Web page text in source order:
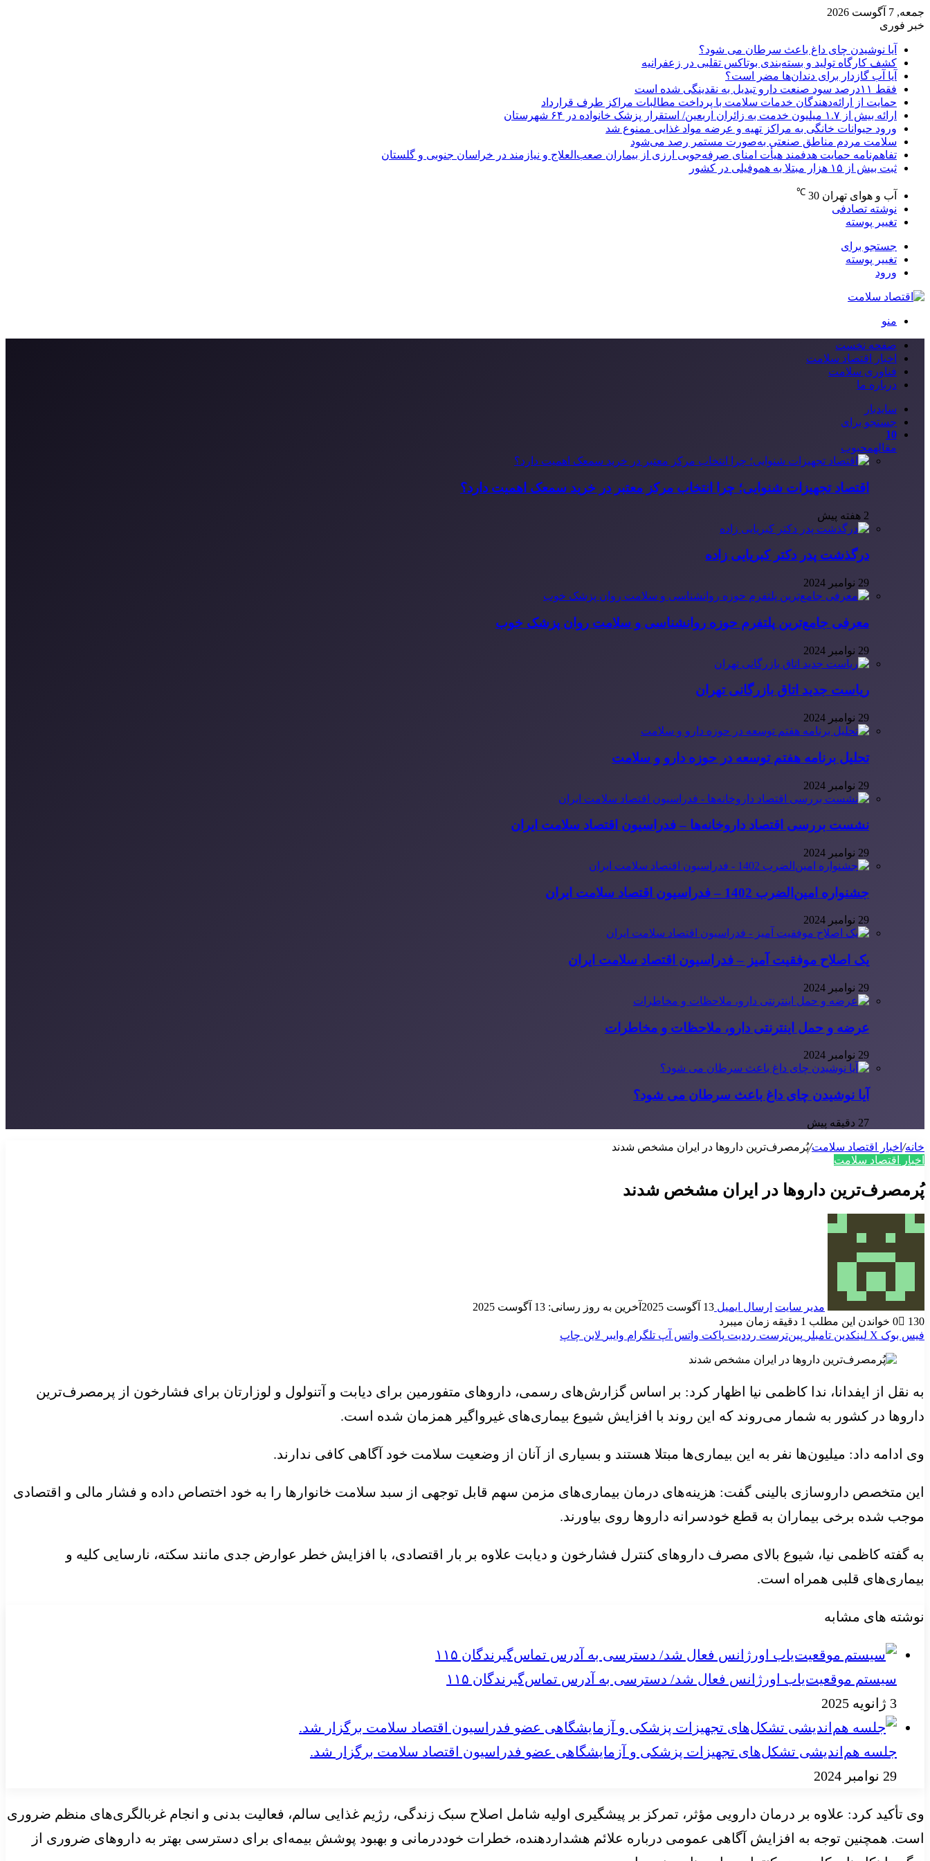
جمعه, 7 آگوست 2026
خبر فوری
آیا نوشیدن چای داغ باعث سرطان می شود؟
کشف کارگاه تولید و بسته‌بندی بوتاکس تقلبی در زعفرانیه
آیا آب گازدار برای دندان‌ها مضر است؟
فقط ۱۱‌درصد سود صنعت دارو تبدیل به نقدینگی شده است
حمایت از ارائه‌دهندگان خدمات سلامت با پرداخت مطالبات مراکز طرف قرارداد
ارائه بیش از ۱.۷ میلیون خدمت به زائران اربعین/ استقرار پزشک خانواده در ۶۴ شهرستان
ورود حیوانات خانگی به مراکز تهیه و عرضه مواد غذایی ممنوع شد
سلامت مردم مناطق صنعتی به‌صورت مستمر رصد می‌شود
تفاهم‌نامه حمایت هدفمند هیأت امنای صرفه‌جویی ارزی از بیماران صعب‌العلاج و نیازمند در خراسان جنوبی و گلستان
ثبت بیش از ۱۵ هزار مبتلا به هموفیلی در کشور
آب و هوای تهران 30
℃
نوشته تصادفی
تغییر پوسته
جستجو برای
تغییر پوسته
ورود
منو
صفحه نخست
اخبار اقتصاد سلامت
فناوری سلامت
درباره ما
سایدبار
جستجو برای
10
مقالهمحبوب
اقتصاد تجهیزات شنوایی؛ چرا انتخاب مرکز معتبر در خرید سمعک اهمیت دارد؟
2 هفته پیش
درگذشت پدر دکتر کبریایی زاده
29 نوامبر 2024
معرفی جامع‌ترین پلتفرم حوزه روانشناسی و سلامت روان پزشک خوب
29 نوامبر 2024
ریاست جدید اتاق بازرگانی تهران
29 نوامبر 2024
تحلیل برنامه هفتم توسعه در حوزه دارو و سلامت
29 نوامبر 2024
نشست بررسی اقتصاد داروخانه‌ها – فدراسیون اقتصاد سلامت ایران
29 نوامبر 2024
جشنواره امین‌الضرب 1402 – فدراسیون اقتصاد سلامت ایران
29 نوامبر 2024
یک اصلاح موفقیت آمیز – فدراسیون اقتصاد سلامت ایران
29 نوامبر 2024
عرضه و حمل اینترنتی دارو، ملاحظات و مخاطرات
29 نوامبر 2024
آیا نوشیدن چای داغ باعث سرطان می شود؟
27 دقیقه پیش
خانه/ اخبار اقتصاد سلامت/پُرمصرف‌ترین داروها در ایران مشخص شدند
اخبار اقتصاد سلامت
پُرمصرف‌ترین داروها در ایران مشخص شدند
مدیر سایت ارسال ایمیل 13 آگوست 2025
آخرین به روز رسانی: 13 آگوست 2025
0
130
خواندن این مطلب 1 دقیقه زمان میبرد
فیس بوک X لینکدین ‫تامبلر ‫پین‌ترست ‫رددیت پاکت واتس آپ تلگرام وایبر لاین چاپ
به نقل از ایفدانا، ندا کاظمی نیا اظهار کرد: بر اساس گزارش‌های رسمی، داروهای متفورمین برای دیابت و آتنولول و لوزارتان برای فشارخون از پرمصرف‌ترین
داروها در کشور به شمار می‌روند که این روند با افزایش شیوع بیماری‌های غیرواگیر همزمان شده است.
وی ادامه داد: میلیون‌ها نفر به این بیماری‌ها مبتلا هستند و بسیاری از آنان از وضعیت سلامت خود آگاهی کافی ندارند.
این متخصص داروسازی بالینی گفت: هزینه‌های درمان بیماری‌های مزمن سهم قابل توجهی از سبد سلامت خانوارها را به خود اختصاص داده و فشار مالی و اقتصادی
موجب شده برخی بیماران به قطع خودسرانه داروها روی بیاورند.
به گفته کاظمی نیا، شیوع بالای مصرف داروهای کنترل فشارخون و دیابت علاوه بر بار اقتصادی، با افزایش خطر عوارض جدی مانند سکته، نارسایی کلیه و
بیماری‌های قلبی همراه است.
نوشته های مشابه
سیستم موقعیت‌یاب اورژانس فعال شد/ دسترسی به آدرس تماس‌گیرندگان ۱۱۵
3 ژانویه 2025
جلسه هم‌اندیشی تشکل‌های تجهیزات پزشکی و آزمایشگاهی عضو فدراسیون اقتصاد سلامت برگزار شد.
29 نوامبر 2024
وی تأکید کرد: علاوه بر درمان دارویی مؤثر، تمرکز بر پیشگیری اولیه شامل اصلاح سبک زندگی، رژیم غذایی سالم، فعالیت بدنی و انجام غربالگری‌های منظم ضروری
است. همچنین توجه به افزایش آگاهی عمومی درباره علائم هشداردهنده، خطرات خوددرمانی و بهبود پوشش بیمه‌ای برای دسترسی بهتر به داروهای ضروری از